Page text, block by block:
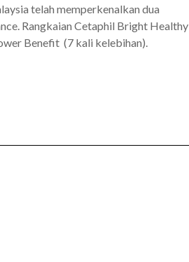
telah memperkenalkan dua
Rangkaian Cetaphil Bright Healthy
Benefit (7 kali kelebihan).